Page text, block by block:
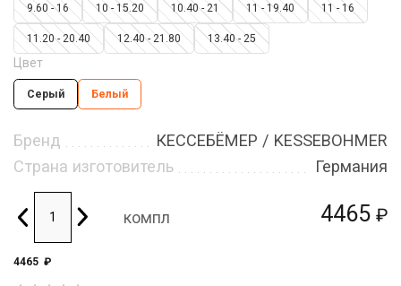
4465 ₽
9.60 - 16 10 - 15.20 10.40 - 21 11 - 19.40 11 - 16
11.20 - 20.40 12.40 - 21.80 13.40 - 25
Цвет
Серый Белый
Бренд
КЕССЕБЁМЕР / KESSEBOHMER
Страна изготовитель
Германия
компл
4465 ₽